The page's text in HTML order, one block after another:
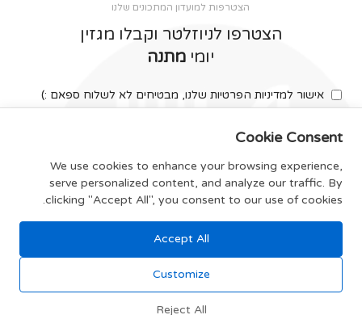
הצטרפות למועדון המתכונים שלנו
הצטרפו לניוזלטר וקבלו מגזין
יומי מתנה
אישור למדיניות הפרטיות שלנו, מבטיחים לא לשלוח ספאם :)
צרפו אותי
תקנון האתר
Cookie Consent
We use cookies to enhance your browsing experience,
serve personalized content, and analyze our traffic. By
clicking "Accept All", you consent to our use of cookies.
Accept All
Customize
Reject All